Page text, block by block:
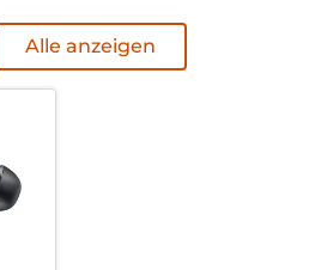
Alle anzeigen